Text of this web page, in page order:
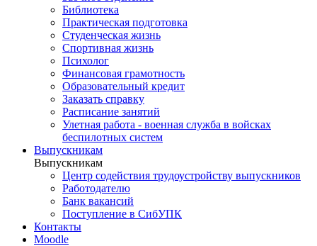
Библиотека
Практическая подготовка
Студенческая жизнь
Спортивная жизнь
Психолог
Финансовая грамотность
Образовательный кредит
Заказать справку
Расписание занятий
Улетная работа - военная служба в войсках
беспилотных систем
Выпускникам
Выпускникам
Центр содействия трудоустройству выпускников
Работодателю
Банк вакансий
Поступление в СибУПК
Контакты
Moodle